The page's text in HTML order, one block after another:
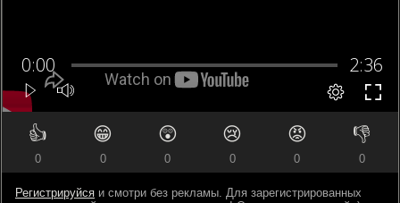
👍
0
😁
0
😲
0
😢
0
😡
0
👎
0
Регистрируйся и смотри без рекламы. Для зарегистрированных